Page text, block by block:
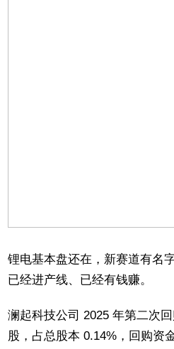
锂电基本盘还在，新赛道有名
已经进产线、已经有钱赚。
澜起科技公司 2025 年第二次
股，占总股本 0.14%，回购资